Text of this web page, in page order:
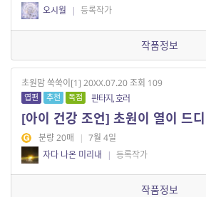
오시월
| 등록작가
작품정보
초원맘 쑥쑥이[1] 20XX.07.20 조회 109
엽편 추천 독점 판타지, 호러
분량 20매 | 7월 4일
자다 나온 미리내
| 등록작가
작품정보